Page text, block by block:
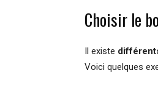
Choisir le
Il existe
Voici quelques